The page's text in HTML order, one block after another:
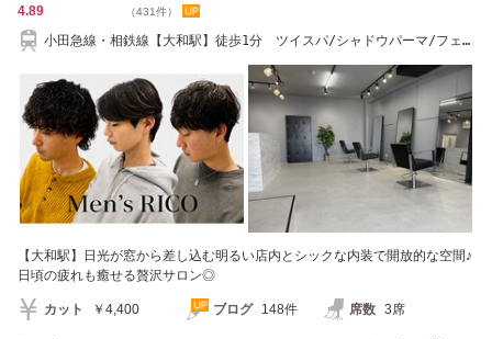
4.89 （431件）
小田急線・相鉄線【大和駅】徒歩1分 ツイスパ/シャドウパーマ/フェ
【大和駅】日光が窓から差し込む明るい店内とシックな内装で開放的な空間♪
日頃の疲れも癒せる贅沢サロン◎
カット ￥4,400 ブログ 148件 席数 3席